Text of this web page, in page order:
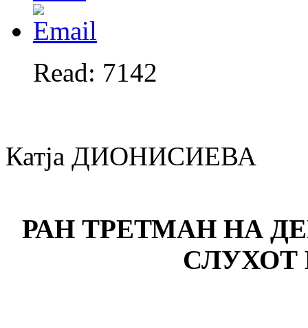
Read: 7142
Катја ДИОНИСИЕВА
РАН ТРЕТМАН НА
СЛУХОТ